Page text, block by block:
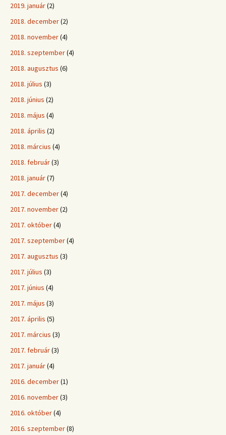
2019. január(2)
2018. december(2)
2018. november(4)
2018. szeptember(4)
2018. augusztus (6)
2018. július (3)
2018. június (2)
2018. május (4)
2018. április (2)
2018. március (4)
2018. február(3)
2018. január(7)
2017. december(4)
2017. november(2)
2017. október(4)
2017. szeptember(4)
2017. augusztus (3)
2017. július (3)
2017. június (4)
2017. május (3)
2017. április (5)
2017. március (3)
2017. február(3)
2017. január(4)
2016. december(1)
2016. november(3)
2016. október(4)
2016. szeptember(8)